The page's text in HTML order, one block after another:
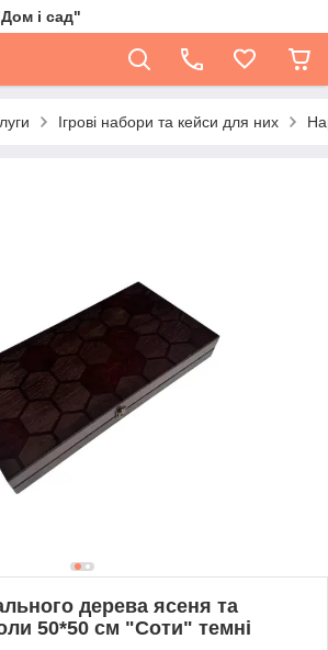
і сад"
Ігрові набори та кейси для них
дерева ясеня та
50*50 см "Соти" темні